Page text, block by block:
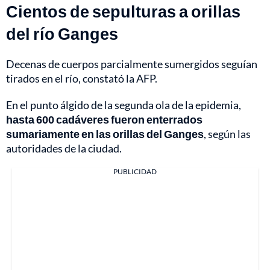
Cientos de sepulturas a orillas
del río Ganges
Decenas de cuerpos parcialmente sumergidos seguían
tirados en el río, constató la AFP.
En el punto álgido de la segunda ola de la epidemia,
hasta 600 cadáveres fueron enterrados
sumariamente en las orillas del Ganges, según las
autoridades de la ciudad.
PUBLICIDAD